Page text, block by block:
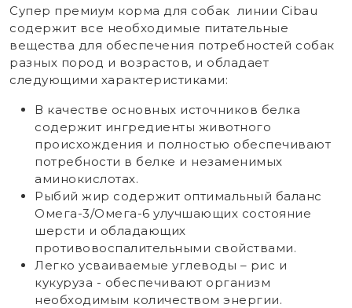
Супер премиум корма для собак линии Cibau
содержит все необходимые питательные
вещества для обеспечения потребностей собак
разных пород и возрастов, и обладает
следующими характеристиками:
В качестве основных источников белка
содержит ингредиенты животного
происхождения и полностью обеспечивают
потребности в белке и незаменимых
аминокислотах.
Рыбий жир содержит оптимальный баланс
Омега-3/Омега-6 улучшающих состояние
шерсти и обладающих
противовоспалительными свойствами.
Легко усваиваемые углеводы – рис и
кукуруза - обеспечивают организм
необходимым количеством энергии.